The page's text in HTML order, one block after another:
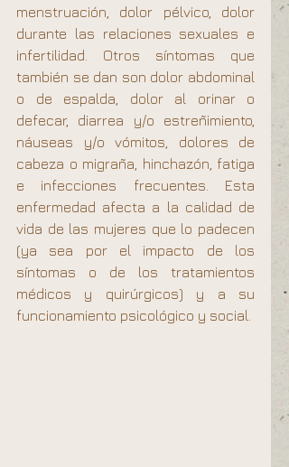
menstruación, dolor pélvico, dolor
durante las relaciones sexuales e
infertilidad. Otros síntomas que
también se dan son dolor abdominal
o de espalda, dolor al orinar o
defecar, diarrea y/o estreñimiento,
náuseas y/o vómitos, dolores de
cabeza o migraña, hinchazón, fatiga
e infecciones frecuentes. Esta
enfermedad afecta a la calidad de
vida de las mujeres que lo padecen
(ya sea por el impacto de los
síntomas o de los tratamientos
médicos y quirúrgicos) y a su
funcionamiento psicológico y social.